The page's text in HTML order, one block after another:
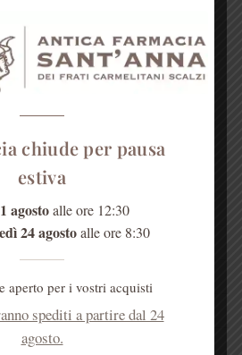
chiude per pausa
estiva
agostoalle ore 12:30
24 agostoalle ore 8:30
aperto per i vostri acquisti
spediti a partire dal 24
agosto.